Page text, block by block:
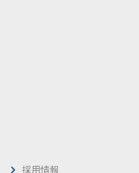
採用情報